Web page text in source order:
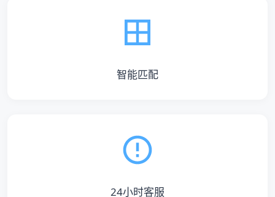
智能匹配
24小时客服